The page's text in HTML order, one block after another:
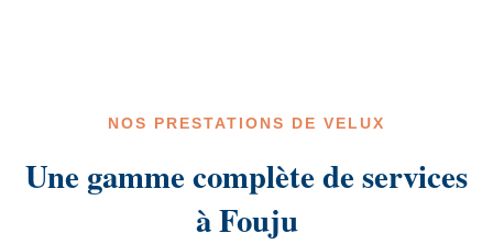
NOS PRESTATIONS DE VELUX
Une gamme complète de services
à Fouju